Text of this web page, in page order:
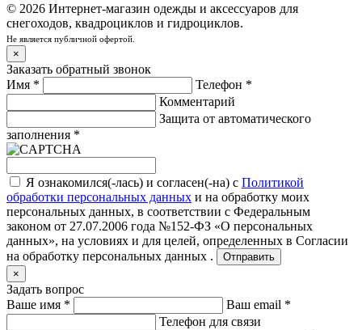
© 2026 Интернет-магазин одежды и аксессуаров для
снегоходов, квадроциклов и гидроциклов.
Не является публичной офертой.
×
Заказать обратный звонок
Имя * Телефон *
Комментарий
Защита от автоматического
заполнения *
Я ознакомился(-лась) и согласен(-на) с Политикой
обработки персональных данных и на обработку моих
персональных данных, в соответствии с Федеральным
законом от 27.07.2006 года №152-ФЗ «О персональных
данных», на условиях и для целей, определенных в Согласии
на обработку персональных данных .
Отправить
×
Задать вопрос
Ваше имя * Ваш email *
Телефон для связи